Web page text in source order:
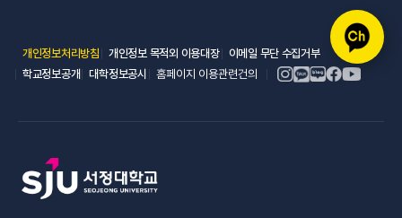
개인정보처리방침(새 창 열림)
개인정보 목적외 이용대장(새 창 열림)
이메일 무단 수집거부(새 창 열림)
학교정보공개(새 창 열림)
대학정보공시(새 창 열림)
홈페이지 이용관련건의